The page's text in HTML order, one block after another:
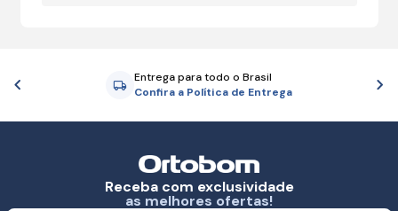
Entrega para todo o Brasil
Confira a Política de Entrega
Anterior
Receba com exclusividade
as melhores ofertas!